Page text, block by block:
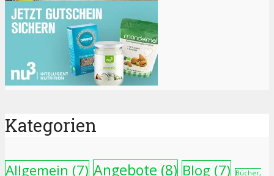
Kategorien
Allgemein (7) Angebote (8) Blog (7) Bücher,